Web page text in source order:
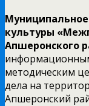
культуры
Апшеронского
методическим
дела на
Апшеронский